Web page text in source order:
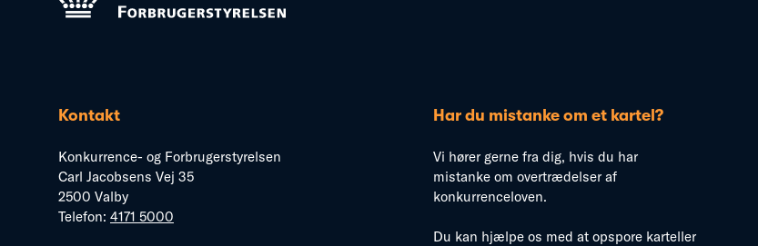
Kontakt
Konkurrence- og Forbrugerstyrelsen
Carl Jacobsens Vej 35
2500 Valby
Telefon: 4171 5000
Har du mistanke om et kartel?
Vi hører gerne fra dig, hvis du har
mistanke om overtrædelser af
konkurrenceloven.
Du kan hjælpe os med at opspore karteller